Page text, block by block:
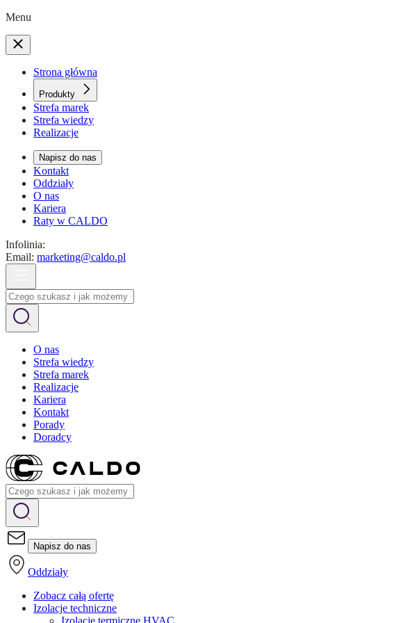
Menu
Strona główna
Produkty
Strefa marek
Strefa wiedzy
Realizacje
Napisz do nas
Kontakt
Oddziały
O nas
Kariera
Raty w CALDO
Infolinia:
Email: marketing@caldo.pl
O nas
Strefa wiedzy
Strefa marek
Realizacje
Kariera
Kontakt
Porady
Doradcy
Napisz do nas
Oddziały
Zobacz całą ofertę
Izolacje techniczne
Izolacje termiczne HVAC